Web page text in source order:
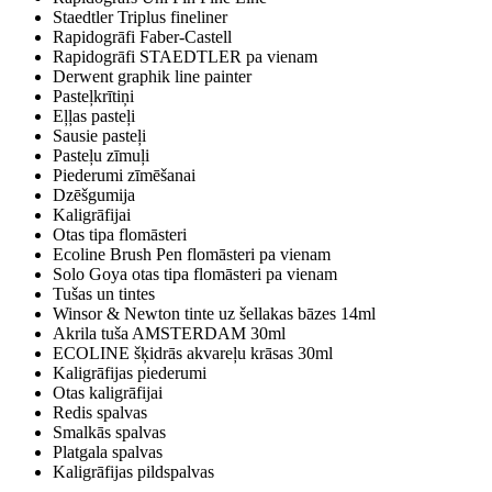
Staedtler Triplus fineliner
Rapidogrāfi Faber-Castell
Rapidogrāfi STAEDTLER pa vienam
Derwent graphik line painter
Pasteļkrītiņi
Eļļas pasteļi
Sausie pasteļi
Pasteļu zīmuļi
Piederumi zīmēšanai
Dzēšgumija
Kaligrāfijai
Otas tipa flomāsteri
Ecoline Brush Pen flomāsteri pa vienam
Solo Goya otas tipa flomāsteri pa vienam
Tušas un tintes
Winsor & Newton tinte uz šellakas bāzes 14ml
Akrila tuša AMSTERDAM 30ml
ECOLINE šķidrās akvareļu krāsas 30ml
Kaligrāfijas piederumi
Otas kaligrāfijai
Redis spalvas
Smalkās spalvas
Platgala spalvas
Kaligrāfijas pildspalvas